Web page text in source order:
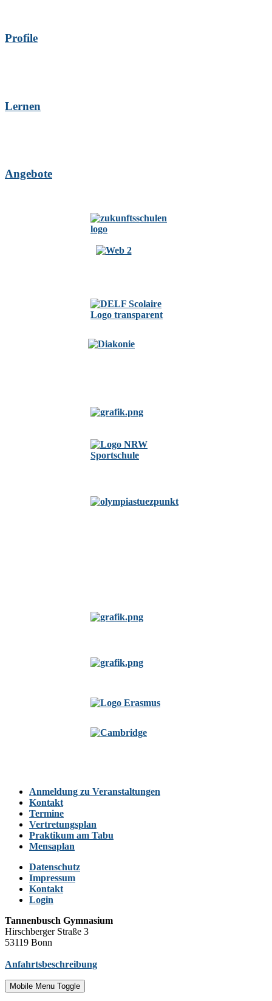
Profile
Lernen
Angebote
Anmeldung zu Veranstaltungen
Kontakt
Termine
Vertretungsplan
Praktikum am Tabu
Mensaplan
Datenschutz
Impressum
Kontakt
Login
Tannenbusch Gymnasium
Hirschberger Straße 3
53119 Bonn
Anfahrtsbeschreibung
Mobile Menu Toggle